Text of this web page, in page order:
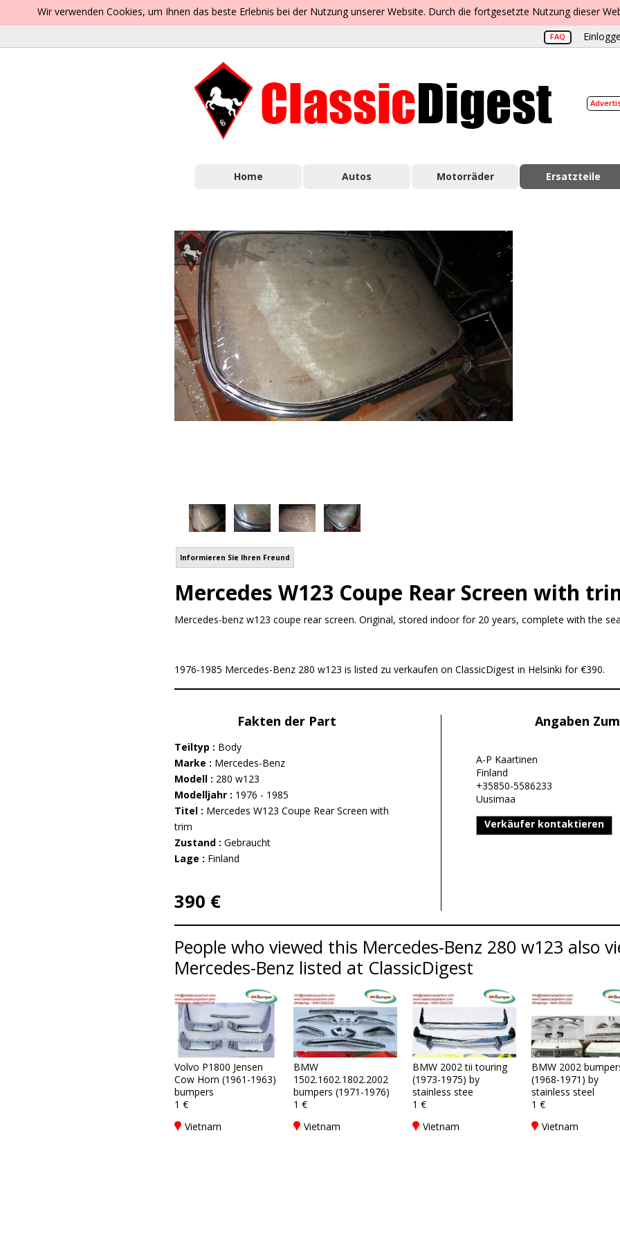
Wir verwenden Cookies, um Ihnen das beste Erlebnis bei der Nutzung unserer Website. Durch die fortgesetzte Nutzung dieser
FAQ
Home Autos Motorräder Ersatzteile
Informieren Sie Ihren Freund
Mercedes W123 Coupe Rear Screen with
Mercedes-benz w123 coupe rear screen. Original, stored indoor for 20 years, complete with the
1976-1985 Mercedes-Benz 280 w123 is listed zu verkaufen on ClassicDigest in Helsinki for €390.
Fakten der Part
Teiltyp : Body
Marke : Mercedes-Benz
Modell : 280 w123
Modelljahr : 1976 - 1985
Titel : Mercedes W123 Coupe Rear Screen with
trim
Zustand : Gebraucht
Lage : Finland
390 €
Angaben
A-P Kaartinen
Finland
+35850-5586233
Uusimaa
Verkäufer kontaktieren
People who viewed this Mercedes-Benz 280 w123 also
Mercedes-Benz listed at ClassicDigest
Volvo P1800 Jensen
Cow Horn (1961-1963)
bumpers
1 €
Vietnam
BMW
1502.1602.1802.2002
bumpers (1971-1976)
1 €
Vietnam
BMW 2002 tii touring
(1973-1975) by
stainless stee
1 €
Vietnam
BMW 2002
(1968-1971) by
stainless steel
1 €
Vietnam